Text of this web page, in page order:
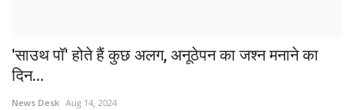
'साउथ पॉ' होते हैं कुछ अलग, अनूठेपन का जश्न मनाने का
दिन...
News Desk Aug 14, 2024